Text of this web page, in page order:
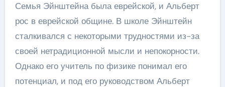
Семья Эйнштейна была еврейской, и Альберт
рос в еврейской общине. В школе Эйнштейн
сталкивался с некоторыми трудностями из-за
своей нетрадиционной мысли и непокорности.
Однако его учитель по физике понимал его
потенциал, и под его руководством Альберт